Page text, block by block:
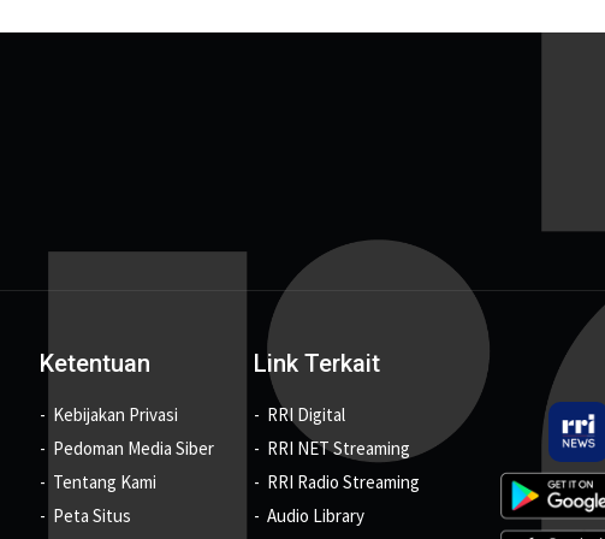
Ketentuan
Kebijakan Privasi
Pedoman Media Siber
Tentang Kami
Peta Situs
Link Terkait
RRI Digital
RRI NET Streaming
RRI Radio Streaming
Audio Library